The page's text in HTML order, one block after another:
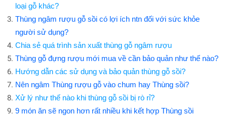
loại gỗ khác?
Thùng ngâm rượu gỗ sồi có lợi ích ntn đối với sức khỏe
người sử dụng?
Chia sẻ quá trình sản xuất thùng gỗ ngâm rượu
Thùng gỗ đựng rượu mới mua về cần bảo quản như thế nào?
Hướng dẫn các sử dụng và bảo quản thùng gỗ sồi?
Nên ngâm Thùng rượu gỗ vào chum hay Thùng sồi?
Xử lý như thế nào khi thùng gỗ sồi bị rò rỉ?
9 món ăn sẽ ngon hơn rất nhiều khi kết hợp Thùng sồi